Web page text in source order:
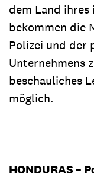
dem Land ihres
bekommen die
Polizei und der
Unternehmens
beschauliches
möglich.
HONDURAS –